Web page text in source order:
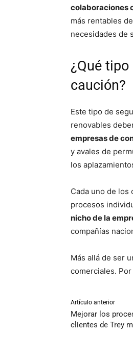
colaboraciones
más rentables
necesidades de
¿Qué
caución?
Este tipo de
renovables
empresas de
y avales de
los
Cada uno de
procesos
nicho de la
compañías
Más allá de ser
comerciales.
Artículo anterior
Mejorar los
clientes de Trey